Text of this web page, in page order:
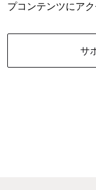
プコンテンツにア
サ